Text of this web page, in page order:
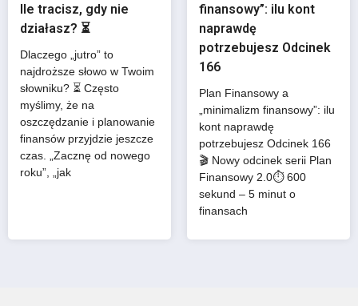
Ile tracisz, gdy nie
działasz? ⏳
Dlaczego „jutro” to
najdroższe słowo w Twoim
słowniku? ⏳ Często
myślimy, że na
oszczędzanie i planowanie
finansów przyjdzie jeszcze
czas. „Zacznę od nowego
roku”, „jak
finansowy”: ilu kont
naprawdę
potrzebujesz Odcinek
166
Plan Finansowy a
„minimalizm finansowy”: ilu
kont naprawdę
potrzebujesz Odcinek 166
🎬 Nowy odcinek serii Plan
Finansowy 2.0⏱️ 600
sekund – 5 minut o
finansach